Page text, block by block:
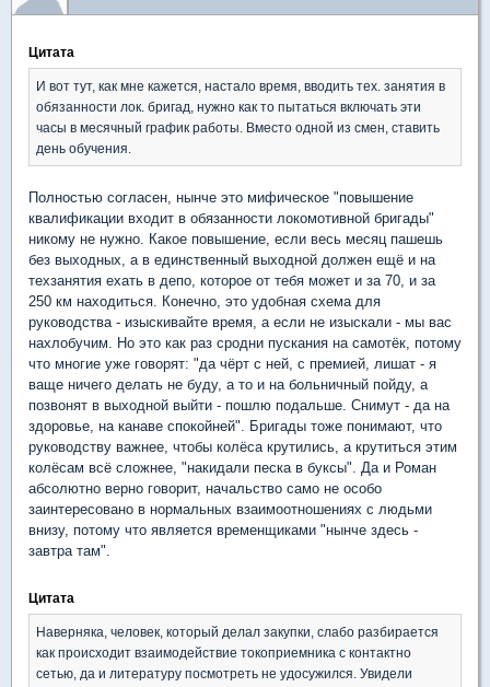
Цитата
И вот тут, как мне кажется, настало время, вводить тех. занятия в
обязанности лок. бригад, нужно как то пытаться включать эти
часы в месячный график работы. Вместо одной из смен, ставить
день обучения.
Полностью согласен, нынче это мифическое "повышение
квалификации входит в обязанности локомотивной бригады"
никому не нужно. Какое повышение, если весь месяц пашешь
без выходных, а в единственный выходной должен ещё и на
техзанятия ехать в депо, которое от тебя может и за 70, и за
250 км находиться. Конечно, это удобная схема для
руководства - изыскивайте время, а если не изыскали - мы вас
нахлобучим. Но это как раз сродни пускания на самотёк, потому
что многие уже говорят: "да чёрт с ней, с премией, лишат - я
ваще ничего делать не буду, а то и на больничный пойду, а
позвонят в выходной выйти - пошлю подальше. Снимут - да на
здоровье, на канаве спокойней". Бригады тоже понимают, что
руководству важнее, чтобы колёса крутились, а крутиться этим
колёсам всё сложнее, "накидали песка в буксы". Да и Роман
абсолютно верно говорит, начальство само не особо
заинтересовано в нормальных взаимоотношениях с людьми
внизу, потому что является временщиками "нынче здесь -
завтра там".
Цитата
Наверняка, человек, который делал закупки, слабо разбирается
как происходит взаимодействие токоприемника с контактно
сетью, да и литературу посмотреть не удосужился. Увидели